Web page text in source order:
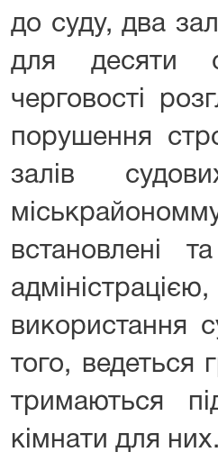
до суду, два
для десяти
черговості
порушення
залів
встановлені
використання
того, ведеться
тримаються
кімнати для них.